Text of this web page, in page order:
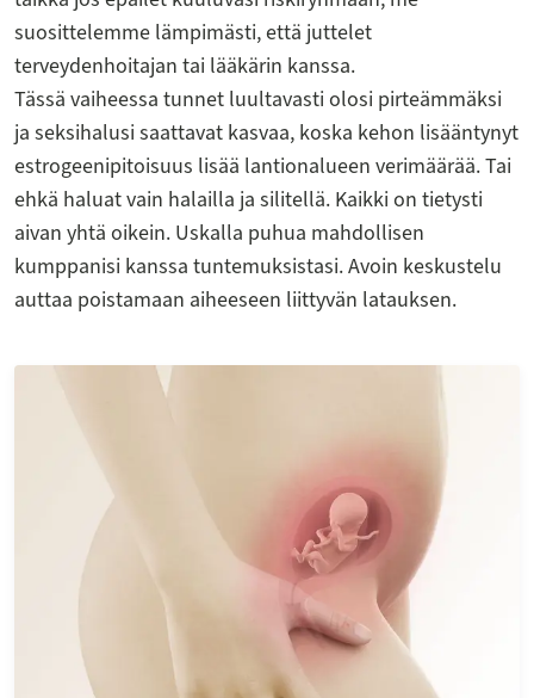
suosittelemme lämpimästi, että juttelet
terveydenhoitajan tai lääkärin kanssa.
Tässä vaiheessa tunnet luultavasti olosi pirteämmäksi
ja seksihalusi saattavat kasvaa, koska kehon lisääntynyt
estrogeenipitoisuus lisää lantionalueen verimäärää. Tai
ehkä haluat vain halailla ja silitellä. Kaikki on tietysti
aivan yhtä oikein. Uskalla puhua mahdollisen
kumppanisi kanssa tuntemuksistasi. Avoin keskustelu
auttaa poistamaan aiheeseen liittyvän latauksen.